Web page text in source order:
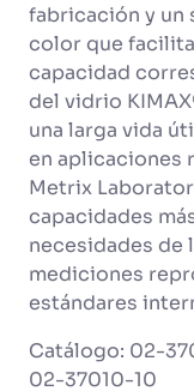
fabricación y un
color que
capacidad
del vidrio
una larga vida
en aplicaciones
Metrix
capacidades
necesidades de
mediciones
estándares
Catálogo: 02-
02-37010-10